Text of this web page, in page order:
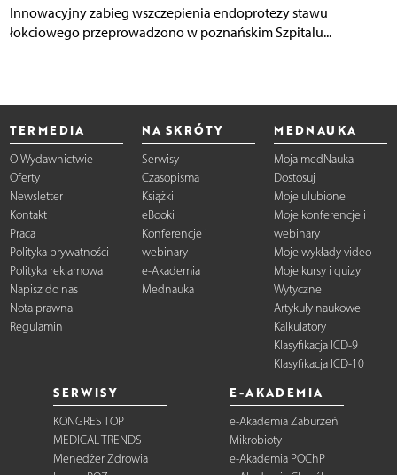
Innowacyjny zabieg wszczepienia endoprotezy stawu
łokciowego przeprowadzono w poznańskim Szpitalu...
TERMEDIA
O Wydawnictwie
Oferty
Newsletter
Kontakt
Praca
Polityka prywatności
Polityka reklamowa
Napisz do nas
Nota prawna
Regulamin
NA SKRÓTY
Serwisy
Czasopisma
Książki
eBooki
Konferencje i
webinary
e-Akademia
Mednauka
MEDNAUKA
Moja medNauka
Dostosuj
Moje ulubione
Moje konferencje i
webinary
Moje wykłady video
Moje kursy i quizy
Wytyczne
Artykuły naukowe
Kalkulatory
Klasyfikacja ICD-9
Klasyfikacja ICD-10
SERWISY
KONGRES TOP
MEDICAL TRENDS
Menedżer Zdrowia
E-AKADEMIA
e-Akademia Zaburzeń
Mikrobioty
e-Akademia POChP